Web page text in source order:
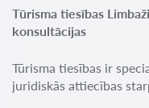
Tūrisma tiesības
konsultācijas
Tūrisma tiesības ir
juridiskās attiecības